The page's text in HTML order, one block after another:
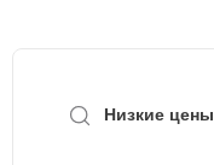
Низкие цены